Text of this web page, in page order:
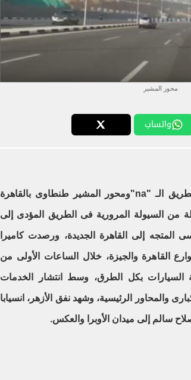
محور المشير
واتساب
الـ"na"ومحور المشير طنطاوى بالقاهرة
من السيولة المرورية فى الطريق المؤدى إلى
المتجه إلى القاهرة الجديدة، ورصدت كاميرا
القاهرة والجيزة، خلال الساعات الأولى من
السيارات بكل الطرق، وسط انتشار الخدمات
والمحاور الرئيسية، وشهد نفق الأزهر، انسيابا
سالم إلى ميدان الأوبرا والعكس.